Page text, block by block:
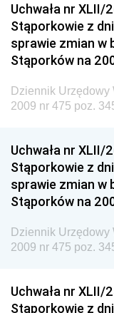
Dziennik
Budownictwa
Dziennik
Dziennik
Dziennik
Dziennik
Dziennik
Dziennik
Kolejowego
Technologii
Dziennik
Uchwała nr XLII/
Stąporkowie z
sprawie zmian w
Stąporków na
Dziennik
2009 nr 475 poz.
Uchwała nr XLII/
Stąporkowie z
sprawie zmian w
Stąporków na
Dziennik
2009 nr 475 poz.
Uchwała nr XLII/
Stąporkowie z